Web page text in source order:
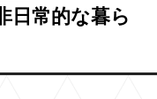
日常的な暮ら